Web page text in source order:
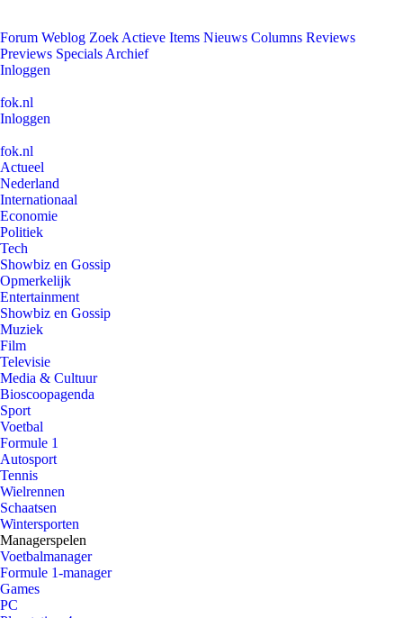
Forum Weblog Zoek Actieve Items Nieuws Columns Reviews
Previews Specials Archief
Inloggen
fok.nl
Inloggen
fok.nl
Actueel
Nederland
Internationaal
Economie
Politiek
Tech
Showbiz en Gossip
Opmerkelijk
Entertainment
Showbiz en Gossip
Muziek
Film
Televisie
Media & Cultuur
Bioscoopagenda
Sport
Voetbal
Formule 1
Autosport
Tennis
Wielrennen
Schaatsen
Wintersporten
Managerspelen
Voetbalmanager
Formule 1-manager
Games
PC